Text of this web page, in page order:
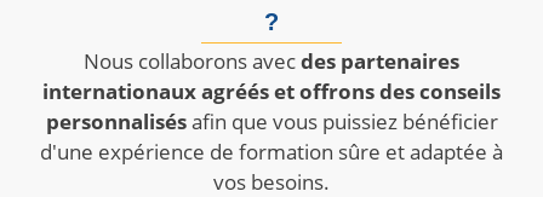
?
Nous collaborons avecdes partenaires
internationaux agréés et offrons des conseils
personnalisésafin que vous puissiez bénéficier
d'une expérience de formation sûre et adaptée à
vos besoins.